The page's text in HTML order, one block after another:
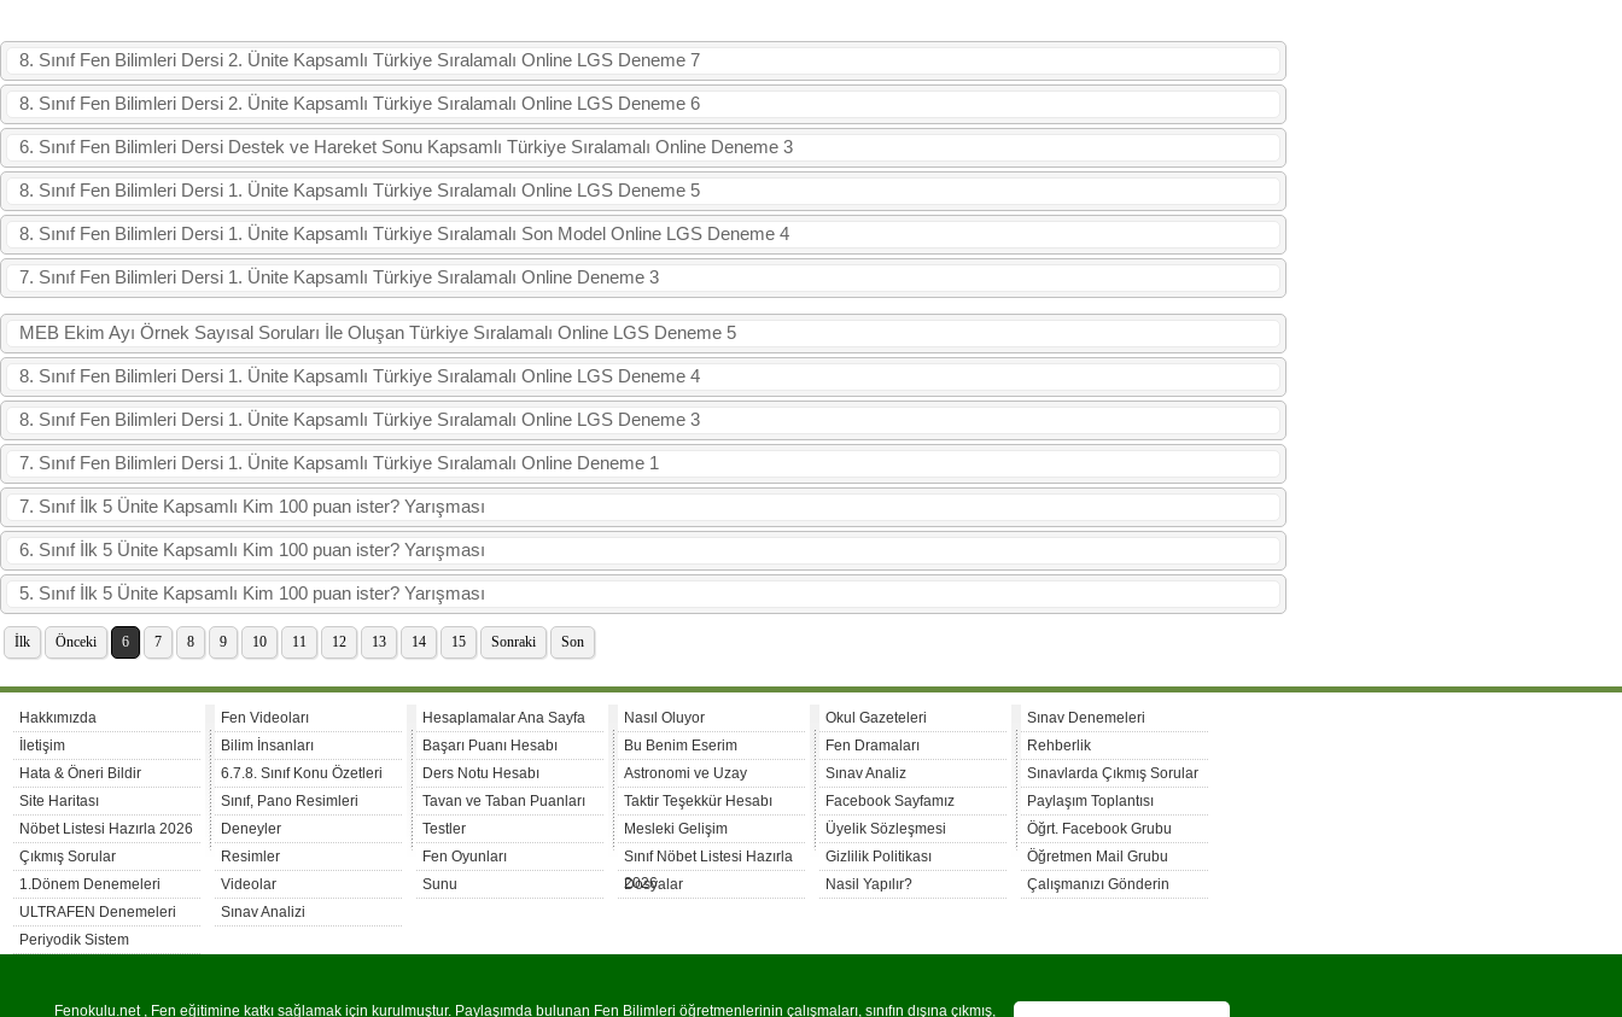
8. Sınıf Fen Bilimleri Dersi 2. Ünite Kapsamlı Türkiye Sıralamalı Online LGS Deneme 7
8. Sınıf Fen Bilimleri Dersi 2. Ünite Kapsamlı Türkiye Sıralamalı Online LGS Deneme 6
6. Sınıf Fen Bilimleri Dersi Destek ve Hareket Sonu Kapsamlı Türkiye Sıralamalı Online Deneme 3
8. Sınıf Fen Bilimleri Dersi 1. Ünite Kapsamlı Türkiye Sıralamalı Online LGS Deneme 5
8. Sınıf Fen Bilimleri Dersi 1. Ünite Kapsamlı Türkiye Sıralamalı Son Model Online LGS Deneme 4
7. Sınıf Fen Bilimleri Dersi 1. Ünite Kapsamlı Türkiye Sıralamalı Online Deneme 3
MEB Ekim Ayı Örnek Sayısal Soruları İle Oluşan Türkiye Sıralamalı Online LGS Deneme 5
8. Sınıf Fen Bilimleri Dersi 1. Ünite Kapsamlı Türkiye Sıralamalı Online LGS Deneme 4
8. Sınıf Fen Bilimleri Dersi 1. Ünite Kapsamlı Türkiye Sıralamalı Online LGS Deneme 3
7. Sınıf Fen Bilimleri Dersi 1. Ünite Kapsamlı Türkiye Sıralamalı Online Deneme 1
7. Sınıf İlk 5 Ünite Kapsamlı Kim 100 puan ister? Yarışması
6. Sınıf İlk 5 Ünite Kapsamlı Kim 100 puan ister? Yarışması
5. Sınıf İlk 5 Ünite Kapsamlı Kim 100 puan ister? Yarışması
İlk Önceki 6 7 8 9 10 11 12 13 14 15 Sonraki Son
Hakkımızda
İletişim
Hata & Öneri Bildir
Site Haritası
Nöbet Listesi Hazırla 2026
Çıkmış Sorular
1.Dönem Denemeleri
ULTRAFEN Denemeleri
Periyodik Sistem
Fen Videoları
Bilim İnsanları
6.7.8. Sınıf Konu Özetleri
Sınıf, Pano Resimleri
Deneyler
Resimler
Videolar
Sınav Analizi
Hesaplamalar Ana Sayfa
Başarı Puanı Hesabı
Ders Notu Hesabı
Tavan ve Taban Puanları
Testler
Fen Oyunları
Sunu
Nasıl Oluyor
Bu Benim Eserim
Astronomi ve Uzay
Taktir Teşekkür Hesabı
Mesleki Gelişim
Sınıf Nöbet Listesi Hazırla
2026
Dosyalar
Okul Gazeteleri
Fen Dramaları
Sınav Analiz
Facebook Sayfamız
Üyelik Sözleşmesi
Gizlilik Politikası
Nasil Yapılır?
Sınav Denemeleri
Rehberlik
Sınavlarda Çıkmış Sorular
Paylaşım Toplantısı
Öğrt. Facebook Grubu
Öğretmen Mail Grubu
Çalışmanızı Gönderin
Fenokulu.net , Fen eğitimine katkı sağlamak için kurulmuştur. Paylaşımda bulunan Fen Bilimleri öğretmenlerinin çalışmaları, sınıfın dışına çıkmış,